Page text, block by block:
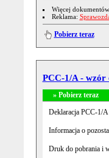
Więcej
Reklama:
Pobierz teraz
PCC-1/A - wzór
» Pobierz teraz
Deklaracja PCC-1/A
Informacja o
Druk do pobrania i